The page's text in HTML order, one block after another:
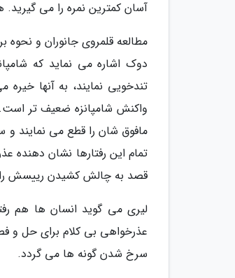
آسان کمترین نمره را می
مطالعه قلمروی جانوران و
دوک اشاره می نماید که
تندخویی نمایند، به آنها
واکنش شامپانزه ضعیف تر
مافوق شان را قطع می نمایند و
تمام این رفتارها نشان دهنده
قصد به چالش کشیدن رییسش را
لیری می گوید انسان ها هم
عذرخواهی بی کلام برای حل و
سرخ شدن گونه ها می گردد.